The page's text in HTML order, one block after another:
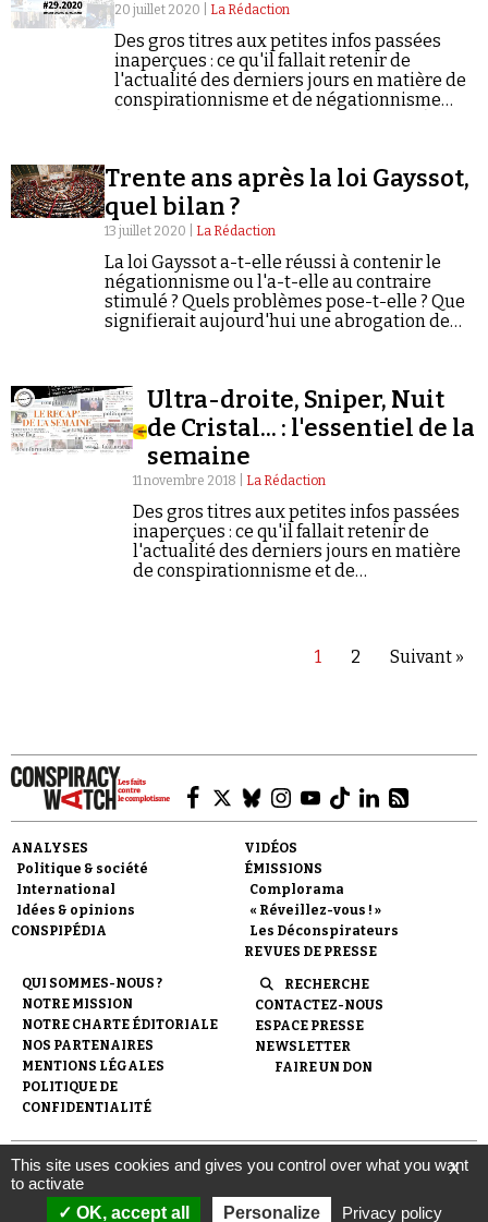
20 juillet 2020 | La Rédaction
Des gros titres aux petites infos passées
inaperçues : ce qu'il fallait retenir de
l'actualité des derniers jours en matière de
conspirationnisme et de négationnisme
Trente ans après la loi Gayssot,
quel bilan ?
13 juillet 2020 | La Rédaction
La loi Gayssot a-t-elle réussi à contenir le
négationnisme ou l'a-t-elle au contraire
stimulé ? Quels problèmes pose-t-elle ? Que
signifierait aujourd'hui une abrogation de
Ultra-droite, Sniper, Nuit
de Cristal... : l'essentiel de la
semaine
11 novembre 2018 | La Rédaction
Des gros titres aux petites infos passées
inaperçues : ce qu'il fallait retenir de
l'actualité des derniers jours en matière
de conspirationnisme et de
1 2 Suivant »
ANALYSES
Politique & société
International
Idées & opinions
CONSPIPÉDIA
VIDÉOS
ÉMISSIONS
Complorama
« Réveillez-vous ! »
Les Déconspirateurs
REVUES DE PRESSE
QUI SOMMES-NOUS ?
NOTRE MISSION
NOTRE CHARTE ÉDITORIALE
NOS PARTENAIRES
MENTIONS LÉGALES
POLITIQUE DE
CONFIDENTIALITÉ
RECHERCHE
CONTACTEZ-NOUS
ESPACE PRESSE
NEWSLETTER
FAIRE UN DON
© 2007-2026Conspiracy Watch| Une réalisation de
l'Observatoire du conspirationnisme (association loi de 1901) avec
le soutien de la Fondation pour la Mémoire de la Shoah.
X
This site uses cookies and gives you control over what you want
to activate
OK, accept all
Personalize Privacy policy